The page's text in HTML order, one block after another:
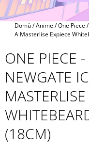
Domů/Anime/One Piece/
A Masterlise Expiece
ONE PIECE
NEWGATE
(18CM)
O
T
Ř
E
B
U
E
T
E
N